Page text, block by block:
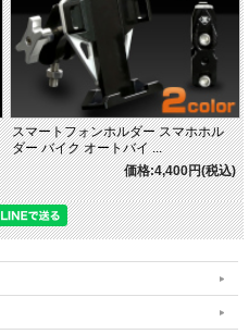
スマートフォンホルダー スマホホル
ダー バイク オートバイ ...
価格:4,400円(税込)